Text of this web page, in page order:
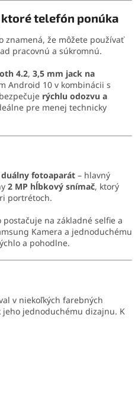
telefón ponúka
znamená, že môžete používať
pracovnú a súkromnú.
4.2, 3,5 mm jack na
Android 10 v kombinácii s
rýchlu odozvu a
pre menej technicky
duálny fotoaparát – hlavný
2 MP hĺbkový snímač, ktorý
portrétoch.
postačuje na základné selfie a
Kamera a jednoduchému
a pohodlne.
v niekoľkých farebných
jednoduchému dizajnu. K